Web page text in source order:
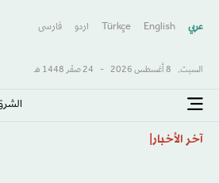
عربي English
Türkçe اردو فارسى
السبت, 8 أغسطس 2026 - 24 صفَر 1448 هـ
آخر الأخبار